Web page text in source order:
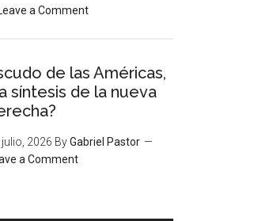
a Comment
de las Américas,
síntesis de la nueva
julio, 2026 ByGabriel Pastor
a Comment